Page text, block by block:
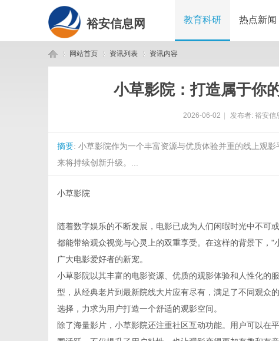
裕安信息网 教育科研 热点新闻
网站首页 资讯列表 资讯内容
小草影院：打造属于你
2026-06-02 发布者: 裕安信
摘要: 小草影院作为一个丰富资源与优质体验并重的线上观
来将持续创新升级。...
小草影院
随着数字娱乐的不断发展，电影已成为人们闲暇时光中不可
都能带给观众视觉与心灵上的双重享受。在这样的背景下，
广大电影爱好者的新宠。
小草影院以其丰富的电影资源、优质的观影体验和人性化的
型，从经典老片到最新院线大片应有尽有，满足了不同观众
选择，力求为用户打造一个舒适的观影空间。
除了海量影片，小草影院还注重社区互动功能。用户可以在